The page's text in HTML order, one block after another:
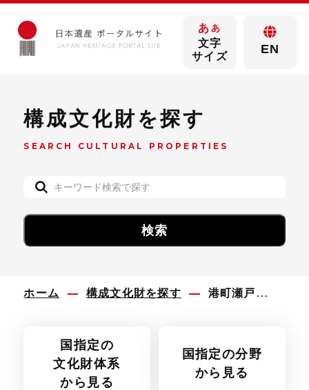
あ あ
文字
サイズ
EN
構成文化財を探す
SEARCH CULTURAL PROPERTIES
ホーム 構成文化財を探す 港町瀬戸田の町並み
国指定の
文化財体系
から見る
国指定の分野
から見る